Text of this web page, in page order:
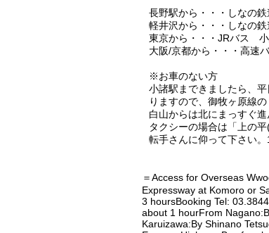
長野駅から・・・しなの
軽井沢から・・・しなの
東京から・・・JRバス
大阪/京都から・・・高速
※お車のない方
小諸駅まできましたら、
りますので、御牧ヶ原線
白山からは北にまっすぐ進
タクシーの場合は「上の
転手さんに仰って下さい。
＝Access for Overseas
Expressway at Komoro or
3 hoursBooking Tel:
about 1 hourFrom
Karuizawa:By Shinano